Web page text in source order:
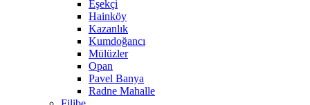
Eşekçi
Hainköy
Kazanlık
Kumdoğancı
Mülüzler
Opan
Pavel Banya
Radne Mahalle